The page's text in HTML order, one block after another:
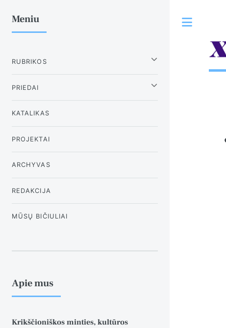
Meniu
RUBRIKOS
PRIEDAI
KATALIKAS
PROJEKTAI
ARCHYVAS
REDAKCIJA
MŪSŲ BIČIULIAI
Apie mus
Krikščioniškos minties, kultūros